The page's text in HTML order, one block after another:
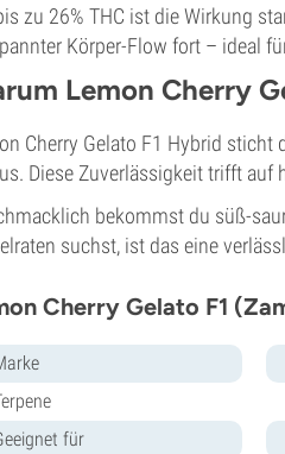
zu 26% THC ist die Wirkung
Körper-Flow fort – ideal
Lemon Cherry
Cherry Gelato F1 Hybrid
Diese Zuverlässigkeit trifft auf
bekommst du süß-
suchst, ist das eine
Cherry Gelato F1
für